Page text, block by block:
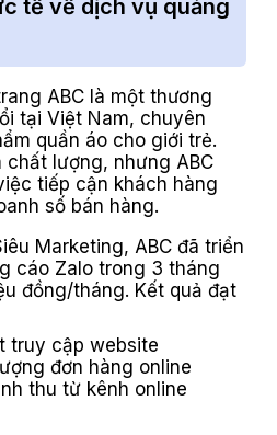
tế về dịch vụ quảng
ABC là một thương
tại Việt Nam, chuyên
quần áo cho giới trẻ.
chất lượng, nhưng ABC
tiếp cận khách hàng
số bán hàng.
Marketing, ABC đã triển
cáo Zalo trong 3 tháng
đồng/tháng. Kết quả đạt
truy cập website
đơn hàng online
thu từ kênh online